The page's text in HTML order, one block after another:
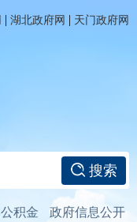
| 湖北政府网 | 天门政府网
搜索
公积金 政府信息公开